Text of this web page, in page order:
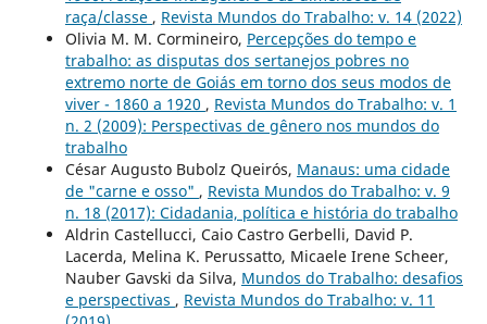
raça/classe , Revista Mundos do Trabalho: v. 14 (2022)
Olivia M. M. Cormineiro, Percepções do tempo e
trabalho: as disputas dos sertanejos pobres no
extremo norte de Goiás em torno dos seus modos de
viver - 1860 a 1920 , Revista Mundos do Trabalho: v. 1
n. 2 (2009): Perspectivas de gênero nos mundos do
trabalho
César Augusto Bubolz Queirós, Manaus: uma cidade
de "carne e osso" , Revista Mundos do Trabalho: v. 9
n. 18 (2017): Cidadania, política e história do trabalho
Aldrin Castellucci, Caio Castro Gerbelli, David P.
Lacerda, Melina K. Perussatto, Micaele Irene Scheer,
Nauber Gavski da Silva, Mundos do Trabalho: desafios
e perspectivas , Revista Mundos do Trabalho: v. 11